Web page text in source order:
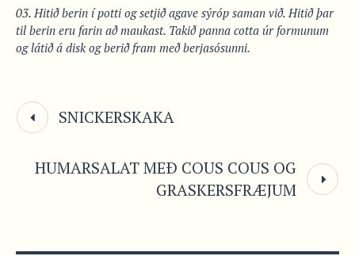
Hitið berin í potti og setjið agave sýróp saman við. Hitið þar
til berin eru farin að maukast. Takið panna cotta úr formunum
og látið á disk og berið fram með berjasósunni.
SNICKERSKAKA
HUMARSALAT MEÐ COUS COUS OG
GRASKERSFRÆJUM